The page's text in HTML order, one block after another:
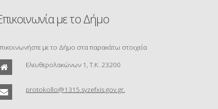
με το Δήμο
με το Δήμο στα παρακάτω στοιχεία
Ελευθερολακώνων 1, Τ.Κ. 23200
protokollo@1315.syzefxis.gov.gr.